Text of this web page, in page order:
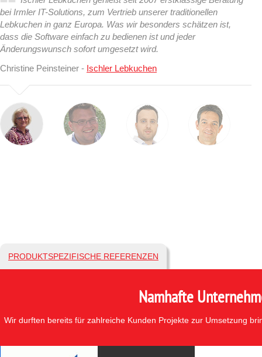
bei Irmler IT-Solutions, zum Vertrieb unserer traditionellen
Lebkuchen in ganz Europa. Was wir besonders schätzen ist,
dass die Software einfach zu bedienen ist und jeder
Änderungswunsch sofort umgesetzt wird.
Christine Peinsteiner - Ischler Lebkuchen
PRODUKTSPEZIFISCHE REFERENZEN
Namhafte
Wir durften bereits für zahlreiche Kunden Projekte zur Umsetzung